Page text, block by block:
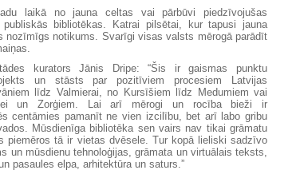
laikā no jauna celtas vai pārbūvi piedzīvojušas
bibliotēkas. Katrai pilsētai, kur tapusi jauna
nozīmīgs notikums. Svarīgi visas valsts mērogā parādīt
kurators Jānis Dripe: “Šis ir gaismas punktu
un stāsts par pozitīviem procesiem Latvijas
līdz Valmierai, no Kursīšiem līdz Medumiem vai
un Zorģiem. Lai arī mērogi un rocība bieži ir
centāmies pamanīt ne vien izcilību, bet arī labo gribu
Mūsdienīga bibliotēka sen vairs nav tikai grāmatu
piemēros tā ir vietas dvēsele. Tur kopā lieliski sadzīvo
un mūsdienu tehnoloģijas, grāmata un virtuālais teksts,
pasaules elpa, arhitektūra un saturs.”